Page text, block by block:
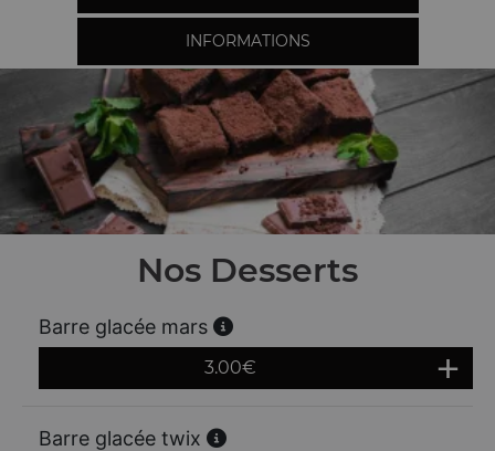
INFORMATIONS
Nos Desserts
Barre glacée mars
3.00€
Barre glacée twix